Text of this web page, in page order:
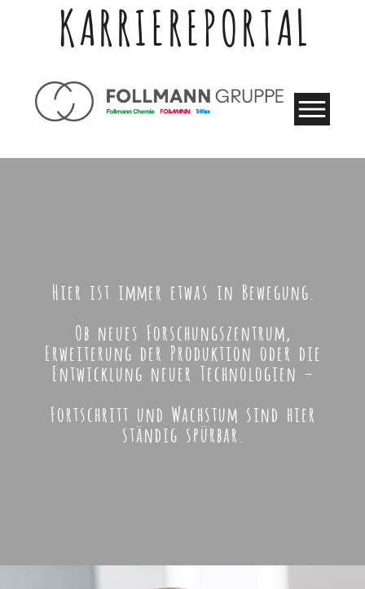
KARRIEREPORTAL
Hier ist immer etwas in Bewegung.
Ob neues Forschungszentrum,
Erweiterung der Produktion oder die
Entwicklung neuer Technologien –
Fortschritt und Wachstum sind hier
ständig spürbar.